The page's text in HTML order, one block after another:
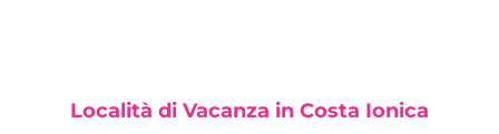
Località di Vacanza in Costa Ionica